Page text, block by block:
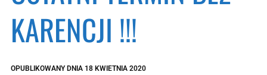
KARENCJI !!!
OPUBLIKOWANY DNIA 18 KWIETNIA 2020